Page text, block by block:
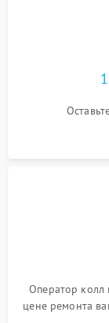
Оператор колл
цене ремонта